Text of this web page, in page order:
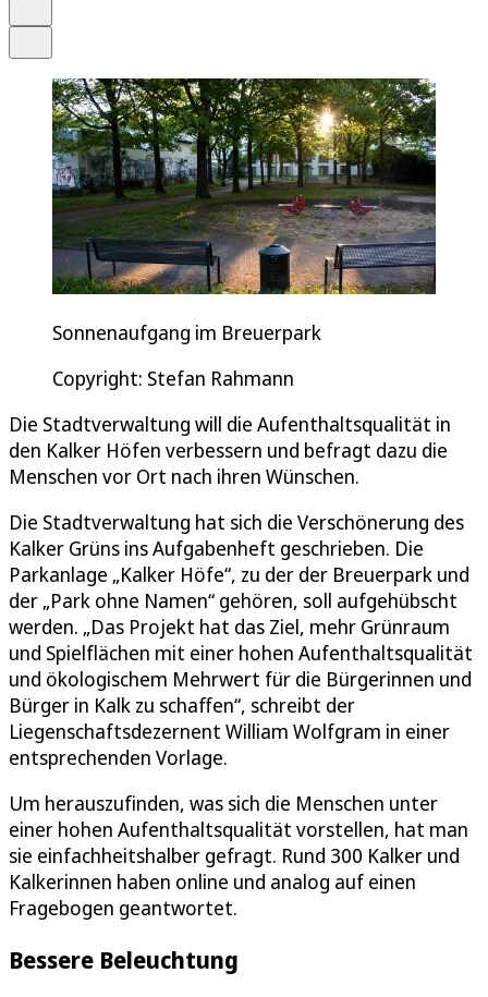
Sonnenaufgang im Breuerpark
Copyright: Stefan Rahmann
Die Stadtverwaltung will die Aufenthaltsqualität in
den Kalker Höfen verbessern und befragt dazu die
Menschen vor Ort nach ihren Wünschen.
Die Stadtverwaltung hat sich die Verschönerung des
Kalker Grüns ins Aufgabenheft geschrieben. Die
Parkanlage „Kalker Höfe“, zu der der Breuerpark und
der „Park ohne Namen“ gehören, soll aufgehübscht
werden. „Das Projekt hat das Ziel, mehr Grünraum
und Spielflächen mit einer hohen Aufenthaltsqualität
und ökologischem Mehrwert für die Bürgerinnen und
Bürger in Kalk zu schaffen“, schreibt der
Liegenschaftsdezernent William Wolfgram in einer
entsprechenden Vorlage.
Um herauszufinden, was sich die Menschen unter
einer hohen Aufenthaltsqualität vorstellen, hat man
sie einfachheitshalber gefragt. Rund 300 Kalker und
Kalkerinnen haben online und analog auf einen
Fragebogen geantwortet.
Bessere Beleuchtung